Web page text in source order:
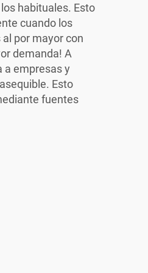
habituales. Esto
cuando los
por mayor con
demanda! A
a empresas y
Esto
fuentes